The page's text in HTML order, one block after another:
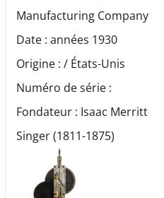
Manufacturing Company
Date : années 1930
Origine : / États-Unis
Numéro de série :
Fondateur : Isaac Merritt
Singer (1811-1875)